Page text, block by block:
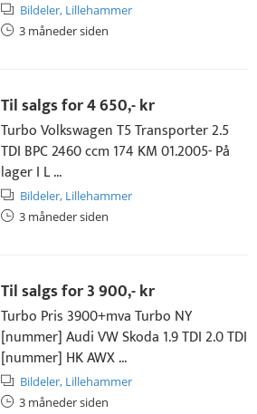
Bildeler, Lillehammer
3 måneder siden
Til salgs for4 650,- kr
Turbo Volkswagen T5 Transporter 2.5
TDI BPC 2460 ccm 174 KM 01.2005- På
lager I L ...
Bildeler, Lillehammer
3 måneder siden
Til salgs for3 900,- kr
Turbo Pris 3900+mva Turbo NY
[nummer] Audi VW Skoda 1.9 TDI 2.0 TDI
[nummer] HK AWX ...
Bildeler, Lillehammer
3 måneder siden